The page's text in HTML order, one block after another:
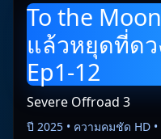
To the
แล้วหยุดที่ด
Ep1-12
Severe Offroad 3
ปี 2025 • ความคมชัด HD